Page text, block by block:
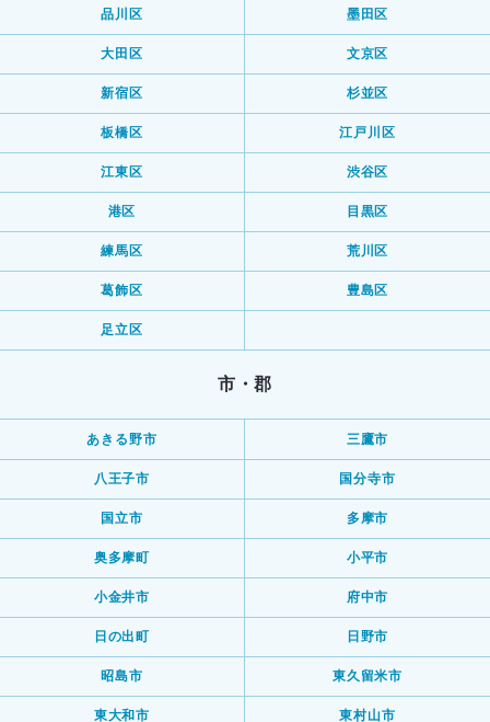
品川区 墨田区
大田区 文京区
新宿区 杉並区
板橋区 江戸川区
江東区 渋谷区
港区 目黒区
練馬区 荒川区
葛飾区 豊島区
足立区
市・郡
あきる野市 三鷹市
八王子市 国分寺市
国立市 多摩市
奥多摩町 小平市
小金井市 府中市
日の出町 日野市
昭島市 東久留米市
東大和市 東村山市